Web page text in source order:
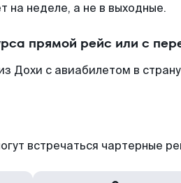
на неделе, а не в выходные.
прямой рейс или с
Дохи с авиабилетом в
встречаться чартерные